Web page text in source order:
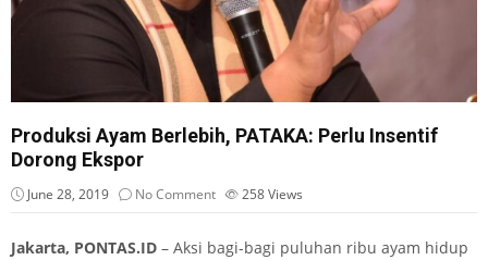
Produksi Ayam Berlebih, PATAKA: Perlu Insentif
Dorong Ekspor
June 28, 2019 No Comment 258Views
Jakarta, PONTAS.ID – Aksi bagi-bagi puluhan ribu ayam hidup